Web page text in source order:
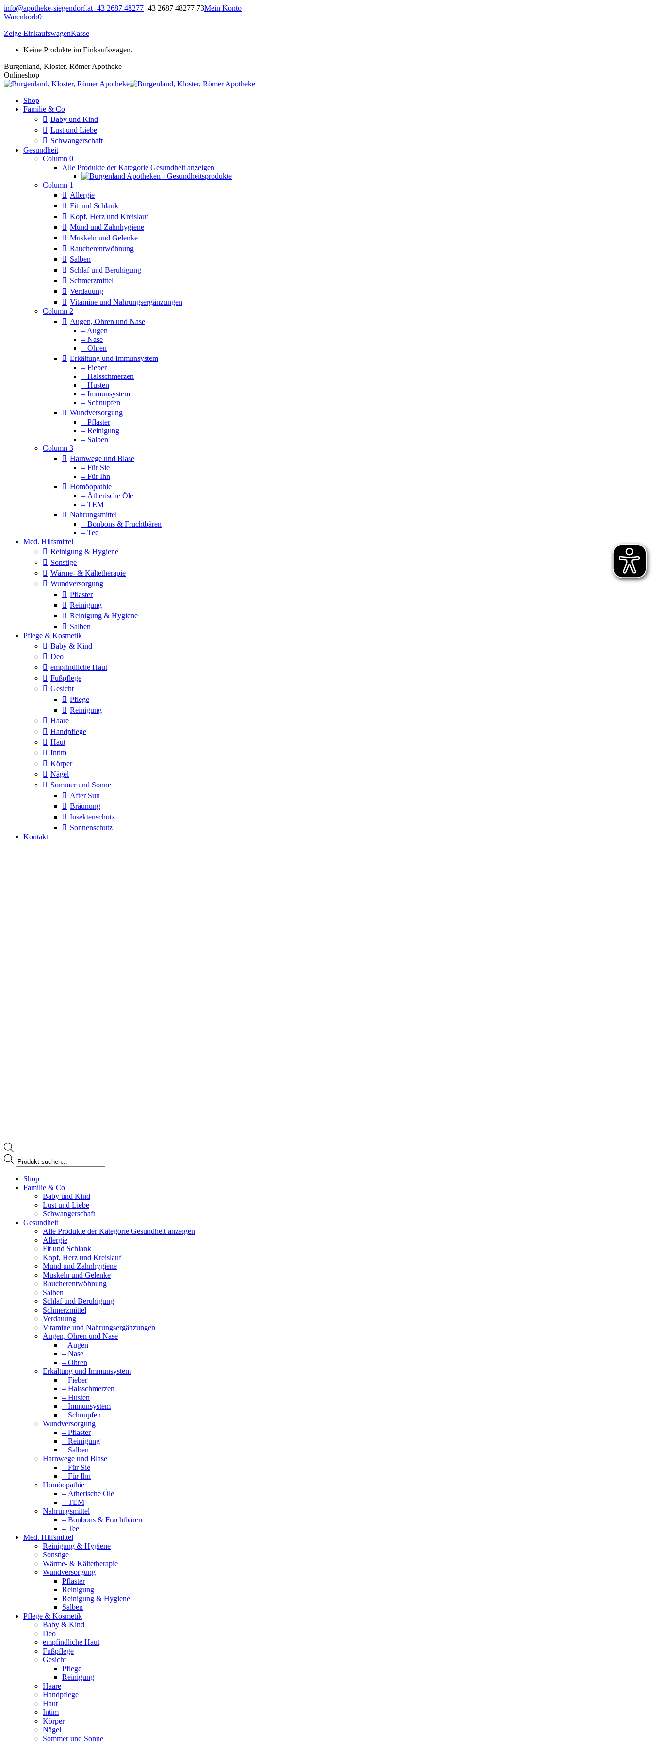
Zum
Inhalt
info@apotheke-siegendorf.at+43 2687 48277+43 2687 48277 73Mein Konto
Warenkorb0
Zeige EinkaufswagenKasse
Keine Produkte im Einkaufswagen.
Burgenland, Kloster, Römer Apotheke
Onlineshop
Shop
Familie & Co
Baby und Kind
Lust und Liebe
Schwangerschaft
Gesundheit
Column 0
Alle Produkte der Kategorie Gesundheit anzeigen
Column 1
Allergie
Fit und Schlank
Kopf, Herz und Kreislauf
Mund und Zahnhygiene
Muskeln und Gelenke
Raucherentwöhnung
Salben
Schlaf und Beruhigung
Schmerzmittel
Verdauung
Vitamine und Nahrungsergänzungen
Column 2
Augen, Ohren und Nase
– Augen
– Nase
– Ohren
Erkältung und Immunsystem
– Fieber
– Halsschmerzen
– Husten
– Immunsystem
– Schnupfen
Wundversorgung
– Pflaster
– Reinigung
– Salben
Column 3
Harnwege und Blase
– Für Sie
– Für Ihn
Homöopathie
– Ätherische Öle
– TEM
Nahrungsmittel
– Bonbons & Fruchtbären
– Tee
Med. Hilfsmittel
Reinigung & Hygiene
Sonstige
Wärme- & Kältetherapie
Wundversorgung
Pflaster
Reinigung
Reinigung & Hygiene
Salben
Pflege & Kosmetik
Baby & Kind
Deo
empfindliche Haut
Fußpflege
Gesicht
Pflege
Reinigung
Haare
Handpflege
Haut
Intim
Körper
Nägel
Sommer und Sonne
After Sun
Bräunung
Insektenschutz
Sonnenschutz
Kontakt
Products
search
page
opens
Shop
Familie & Co
Baby und Kind
Lust und Liebe
Schwangerschaft
Gesundheit
Alle Produkte der Kategorie Gesundheit anzeigen
Allergie
Fit und Schlank
Kopf, Herz und Kreislauf
Mund und Zahnhygiene
Muskeln und Gelenke
Raucherentwöhnung
Salben
Schlaf und Beruhigung
Schmerzmittel
Verdauung
Vitamine und Nahrungsergänzungen
Augen, Ohren und Nase
– Augen
– Nase
– Ohren
Erkältung und Immunsystem
– Fieber
– Halsschmerzen
– Husten
– Immunsystem
– Schnupfen
Wundversorgung
– Pflaster
– Reinigung
– Salben
Harnwege und Blase
– Für Sie
– Für Ihn
Homöopathie
– Ätherische Öle
– TEM
Nahrungsmittel
– Bonbons & Fruchtbären
– Tee
Med. Hilfsmittel
Reinigung & Hygiene
Sonstige
Wärme- & Kältetherapie
Wundversorgung
Pflaster
Reinigung
Reinigung & Hygiene
Salben
Pflege & Kosmetik
Baby & Kind
Deo
empfindliche Haut
Fußpflege
Gesicht
Pflege
Reinigung
Haare
Handpflege
Haut
Intim
Körper
Nägel
Sommer und Sonne